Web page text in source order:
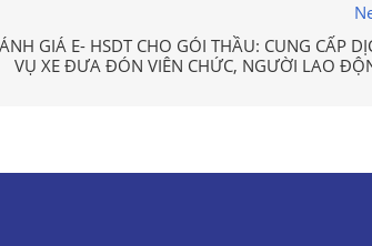
GIÁ E- HSDT CHO GÓI THẦU: CUNG CẤP
VỤ XE ĐƯA ĐÓN VIÊN CHỨC, NGƯỜI LAO